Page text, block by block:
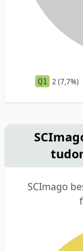
Q1 2 (7,7%)
SCImago